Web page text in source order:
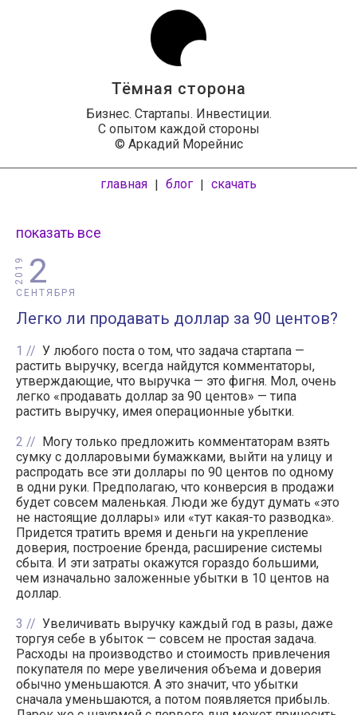
Тёмная сторона
Бизнес. Стартапы. Инвестиции.
С опытом каждой стороны
© Аркадий Морейнис
главная | блог | скачать
показать все
2
СЕНТЯБРЯ
2019
Легко ли продавать доллар за 90 центов?
1
У любого поста о том, что задача стартапа —
растить выручку, всегда найдутся комментаторы,
утверждающие, что выручка — это фигня. Мол, очень
легко «продавать доллар за 90 центов» — типа
растить выручку, имея операционные убытки.
2
Могу только предложить комментаторам взять
сумку с долларовыми бумажками, выйти на улицу и
распродать все эти доллары по 90 центов по одному
в одни руки. Предполагаю, что конверсия в продажи
будет совсем маленькая. Люди же будут думать «это
не настоящие доллары» или «тут какая-то разводка».
Придется тратить время и деньги на укрепление
доверия, построение бренда, расширение системы
сбыта. И эти затраты окажутся гораздо большими,
чем изначально заложенные убытки в 10 центов на
доллар.
3
Увеличивать выручку каждый год в разы, даже
торгуя себе в убыток — совсем не простая задача.
Расходы на производство и стоимость привлечения
покупателя по мере увеличения объема и доверия
обычно уменьшаются. А это значит, что убытки
сначала уменьшаются, а потом появляется прибыль.